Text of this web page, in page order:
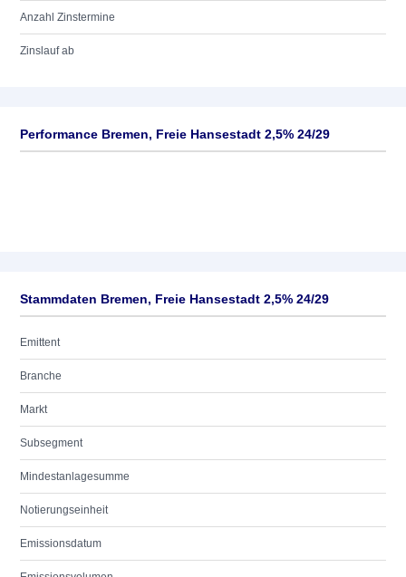
Anzahl Zinstermine
Zinslauf ab
Performance Bremen, Freie Hansestadt 2,5% 24/29
Stammdaten Bremen, Freie Hansestadt 2,5% 24/29
Emittent
Branche
Markt
Subsegment
Mindestanlagesumme
Notierungseinheit
Emissionsdatum